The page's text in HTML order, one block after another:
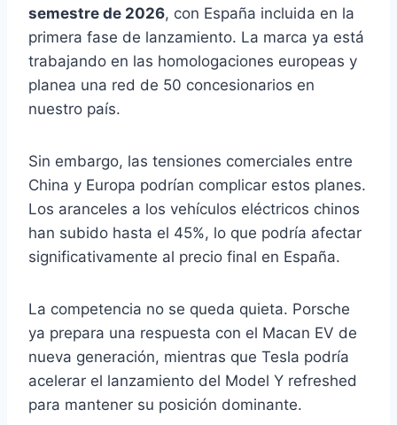
semestre de 2026, con España incluida en la
primera fase de lanzamiento. La marca ya está
trabajando en las homologaciones europeas y
planea una red de 50 concesionarios en
nuestro país.
Sin embargo, las tensiones comerciales entre
China y Europa podrían complicar estos planes.
Los aranceles a los vehículos eléctricos chinos
han subido hasta el 45%, lo que podría afectar
significativamente al precio final en España.
La competencia no se queda quieta. Porsche
ya prepara una respuesta con el Macan EV de
nueva generación, mientras que Tesla podría
acelerar el lanzamiento del Model Y refreshed
para mantener su posición dominante.